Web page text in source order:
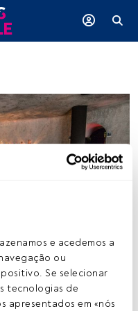
e acedemos a
ou
Se selecionar
tecnologias de
apresentados em «nós
de um ano, o bar